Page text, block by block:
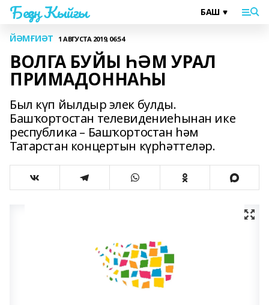
Беҙҙең Ҡыйғы
ЙӘМҒИӘТ 1 АВГУСТА 2019, 06:54
ВОЛГА БУЙЫ ҺӘМ УРАЛ
ПРИМАДОННАҺЫ
Был күп йылдыр элек булды.
Башҡортостан телевидениеһынан ике
республика – Башҡортостан һәм
Татарстан концертын күрһәттеләр.